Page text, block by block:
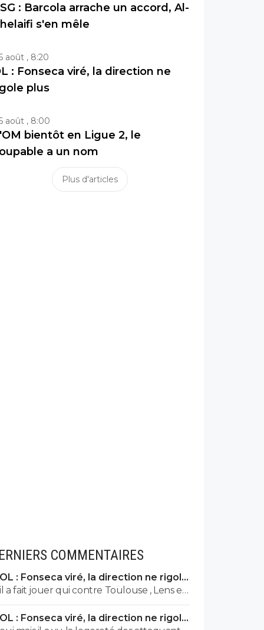
: Barcola arrache un accord, Al-
s'en mêle
août , 8:20
: Fonseca viré, la direction ne
plus
août , 8:00
bientôt en Ligue 2, le
a un nom
Plus d'articles
COMMENTAIRES
OL : Fonseca viré, la direction ne rigole
plus
il a fait jouer qui contre Toulouse , Lens et
Vigo qui selon les docteurs es football de
foot01 n'auraient pas du jouer
OL : Fonseca viré, la direction ne rigole